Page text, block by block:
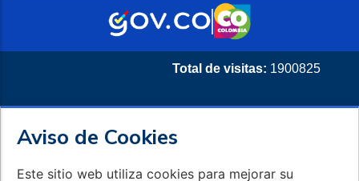
Aviso de Cookies
Este sitio web utiliza cookies para mejorar su
Total de visitas: 1900825